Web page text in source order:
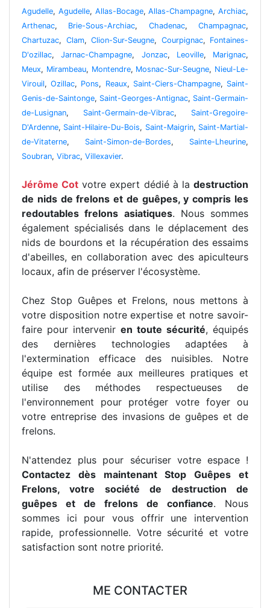
Agudelle, Agudelle, Allas-Bocage,Allas-Champagne, Archiac,
Arthenac, Brie-Sous-Archiac, Chadenac,Champagnac,
Chartuzac, Clam, Clion-Sur-Seugne, Courpignac, Fontaines-
D'ozillac,Jarnac-Champagne, Jonzac, Leoville, Marignac,
Meux, Mirambeau, Montendre, Mosnac-Sur-Seugne, Nieul-Le-
Virouil,Ozillac, Pons, Reaux, Saint-Ciers-Champagne, Saint-
Genis-de-Saintonge, Saint-Georges-Antignac, Saint-Germain-
de-Lusignan, Saint-Germain-de-Vibrac, Saint-Gregoire-
D'Ardenne, Saint-Hilaire-Du-Bois, Saint-Maigrin, Saint-Martial-
de-Vitaterne, Saint-Simon-de-Bordes, Sainte-Lheurine,
Soubran, Vibrac, Villexavier.
Jérôme Cot votre expert dédié à ladestruction
de nids de frelons et de guêpes, y compris les
redoutables frelons asiatiques. Nous sommes
également spécialisés dans le déplacement des
nids de bourdons et la récupération des essaims
d'abeilles, en collaboration avec des apiculteurs
locaux, afin de préserver l'écosystème.
Chez Stop Guêpes et Frelons, nous mettons à
votre disposition notre expertise et notre savoir-
faire pour intervenir en toute sécurité, équipés
des dernières technologies adaptées à
l'extermination efficace des nuisibles. Notre
équipe est formée aux meilleures pratiques et
utilise des méthodes respectueuses de
l'environnement pour protéger votre foyer ou
votre entreprise des invasions de guêpes et de
frelons.
N'attendez plus pour sécuriser votre espace !
Contactez dès maintenant Stop Guêpes et
Frelons, votre société de destruction de
guêpes et de frelons de confiance. Nous
sommes ici pour vous offrir une intervention
rapide, professionnelle. Votre sécurité et votre
satisfaction sont notre priorité.
ME CONTACTER